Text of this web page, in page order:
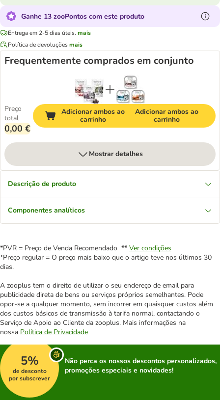
Ganhe 13 zooPontos com este produto
Entrega em 2-5 dias úteis. mais
Política de devoluçõesmais
Frequentemente comprados em conjunto
Preço
total
0,00 €
Adicionar ambos ao
carrinho
Adicionar ambos ao
carrinho
Mostrar detalhes
Descrição de produto
Componentes analíticos
*PVR = Preço de Venda Recomendado ** Ver condições
*Preço regular = O preço mais baixo que o artigo teve nos últimos 30
dias.
A zooplus tem o direito de utilizar o seu endereço de email para
publicidade direta de bens ou serviços próprios semelhantes. Pode
opor-se a qualquer momento, sem incorrer em quaisquer custos além
dos custos básicos de transmissão à tarifa normal, contactando o
Serviço de Apoio ao Cliente da zooplus. Mais informações na
nossa Política de Privacidade
5%
de desconto
por subscrever
Não perca os nossos descontos personalizados,
promoções especiais e novidades!